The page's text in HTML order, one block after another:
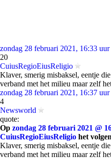
zondag 28 februari 2021, 16:33 uur
20
CuiusRegioEiusReligio
Klaver, smerig misbaksel, eentje
verband met het milieu maar zelf
zondag 28 februari 2021, 16:37 uur
4
Newsworld
quote:
Op zondag 28 februari 2021 @
CuiusRegioEiusReligio het
Klaver, smerig misbaksel, eentje
verband met het milieu maar zelf